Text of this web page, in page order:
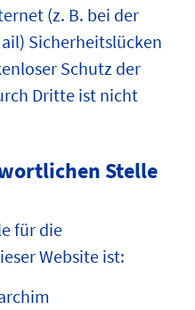
(z. B. bei der
Sicherheitslücken
Schutz der
Dritte ist nicht
Stelle
für die
Website ist: